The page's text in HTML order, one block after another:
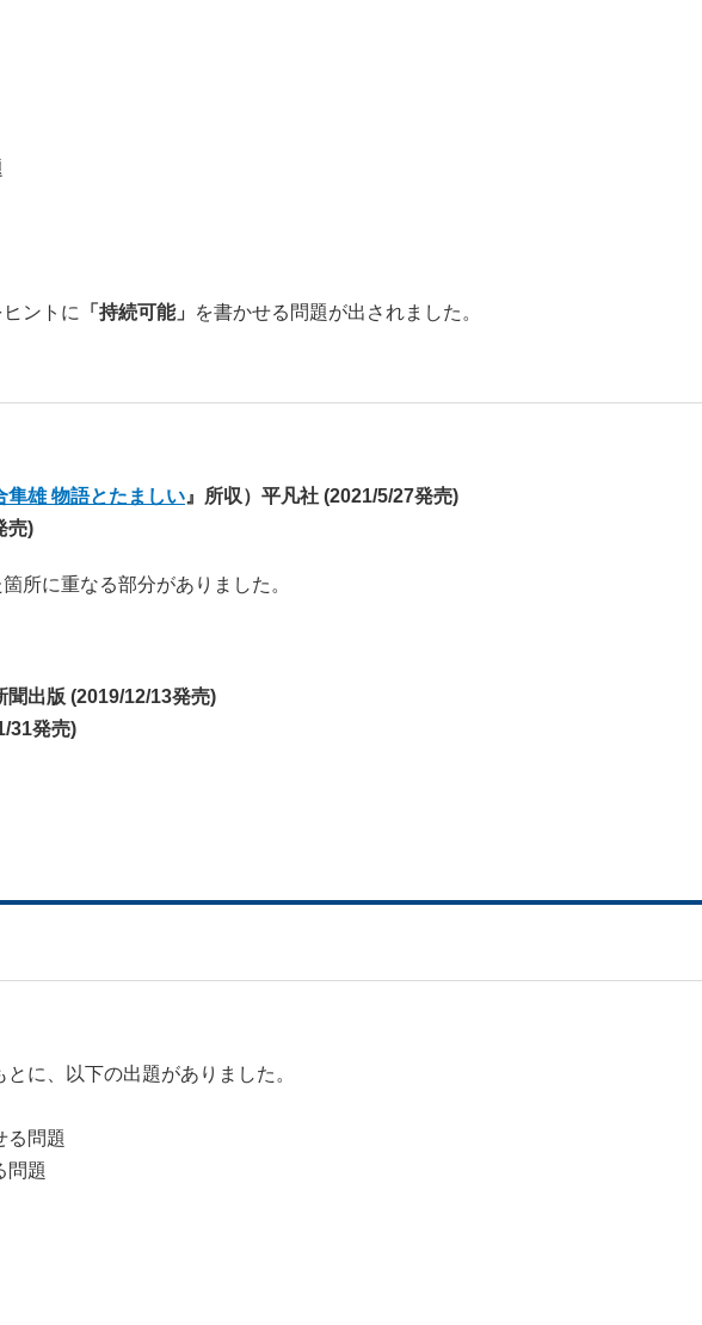
ヒントに 「持続可能」 を書かせる問題が出されました。
隼雄 物語とたましい 』所収）平凡社 (2021/5/27発売)
売)
所に重なる部分がありました。
聞出版 (2019/12/13発売)
31発売)
に、以下の出題がありました。
る問題
問題